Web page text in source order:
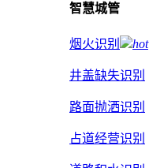
智慧城管
烟火识别 hot
井盖缺失识别
路面抛洒识别
占道经营识别